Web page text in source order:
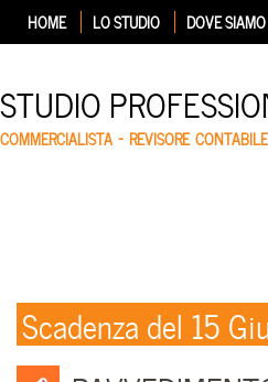
HOME LO STUDIO DOVE SIAMO
STUDIO
COMMERCIALISTA – REVISORE
Scadenza del 15